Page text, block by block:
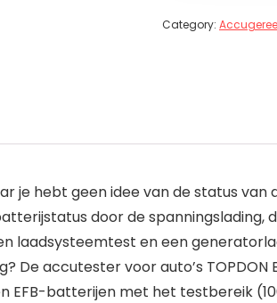
Category:
hebt geen idee van de status van
door de spanningslading,
laadsysteemtest en een
accutester voor auto’s
EFB-batterijen met het testbereik